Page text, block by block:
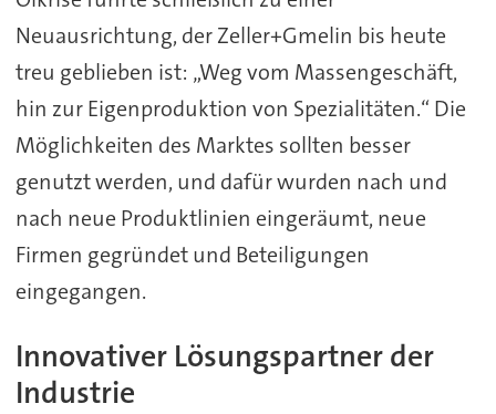
Neuausrichtung, der Zeller+Gmelin bis heute
treu geblieben ist: „Weg vom Massengeschäft,
hin zur Eigenproduktion von Spezialitäten.“ Die
Möglichkeiten des Marktes sollten besser
genutzt werden, und dafür wurden nach und
nach neue Produktlinien eingeräumt, neue
Firmen gegründet und Beteiligungen
eingegangen.
Innovativer Lösungspartner der
Industrie